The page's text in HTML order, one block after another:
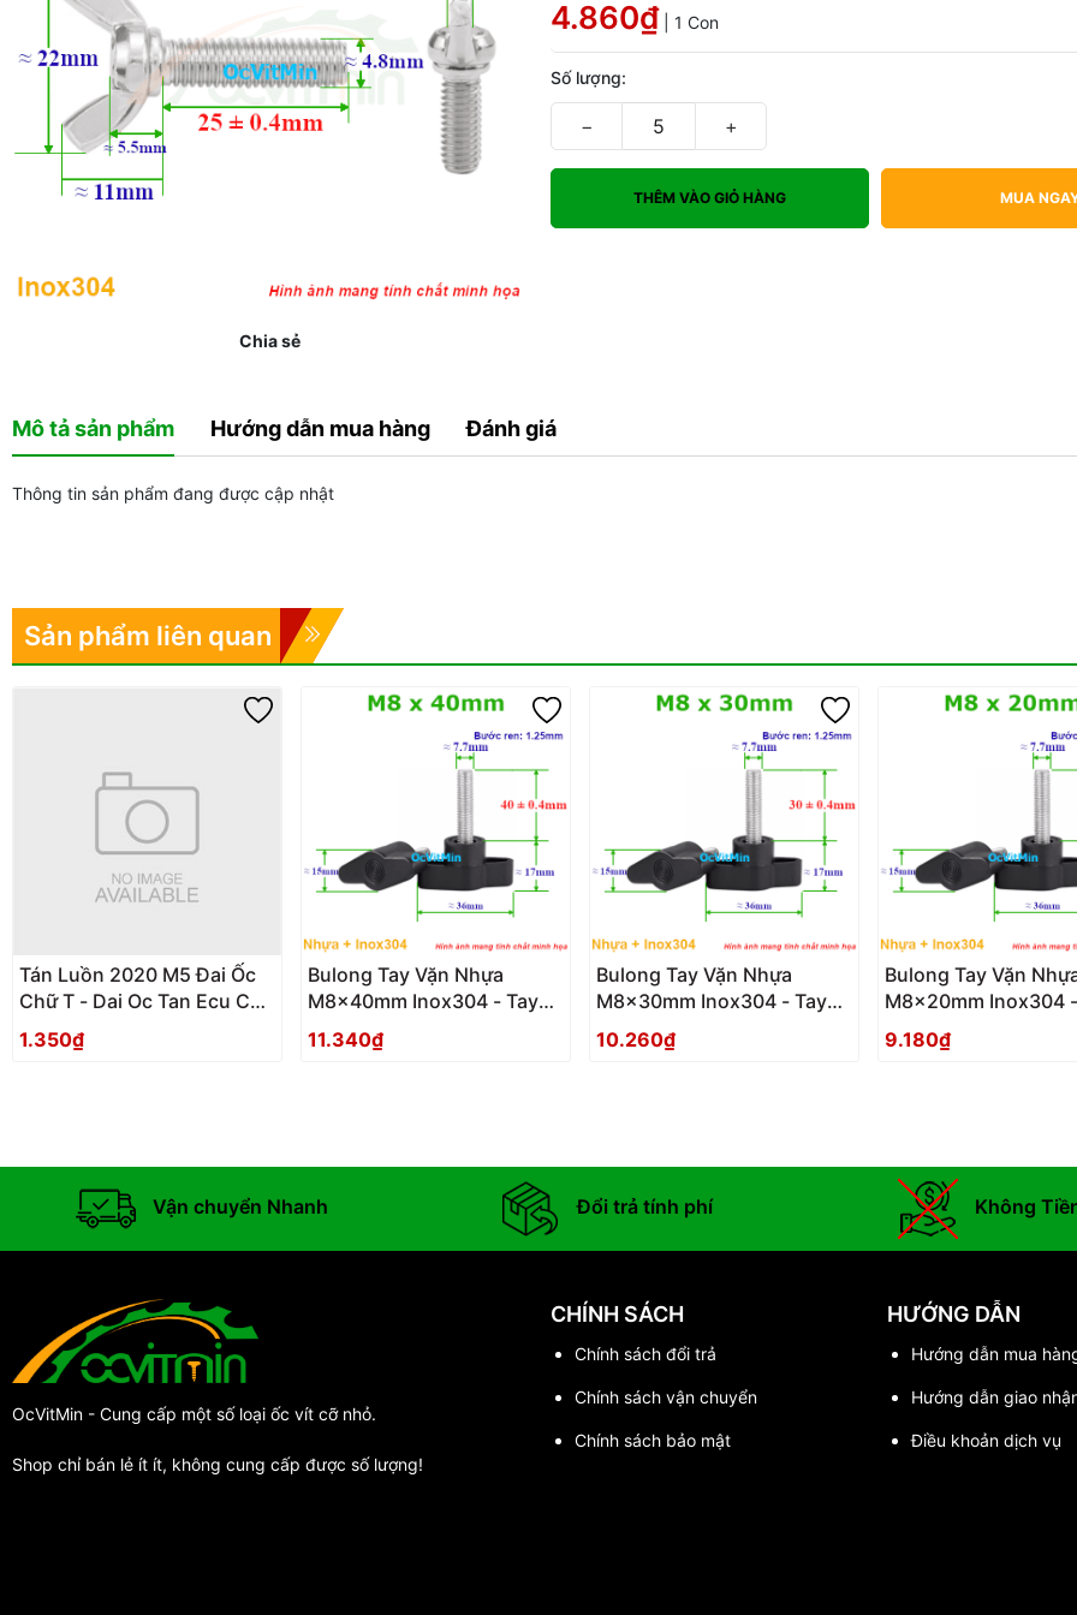
Chia sẻ
4.860₫ | 1 Con
Số lượng:
− +
THÊM VÀO GIỎ HÀNG MUA
Mô tả sản phẩm Hướng dẫn mua hàng Đánh giá
Thông tin sản phẩm đang được cập nhật
Sản phẩm liên quan
Tán Luồn 2020 M5 Đai Ốc
Chữ T - Dai Oc Tan Ecu Chu
T Luon
1.350₫
Bulong Tay Vặn Nhựa
M8x40mm Inox304 - Tay
Van Nhua
11.340₫
Bulong Tay Vặn Nhựa
M8x30mm Inox304 - Tay
Van Nhua
10.260₫
Bulong Tay Vặn
M8x20mm Inox304
Van Nhua
9.180₫
Vận chuyển Nhanh Đổi trả tính phí Không
OcVitMin - Cung cấp một số loại ốc vít cỡ nhỏ.
Shop chỉ bán lẻ ít ít, không cung cấp được số lượng!
CHÍNH SÁCH
Chính sách đổi trả
Chính sách vận chuyển
Chính sách bảo mật
HƯỚNG DẪN
Hướng dẫn mua
Hướng dẫn giao
Điều khoản dịch vụ